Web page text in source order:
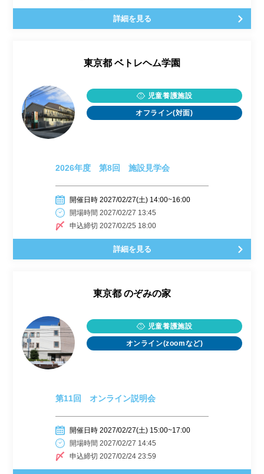
詳細を見る
東京都 ベトレヘム学園
児童養護施設
オフライン(対面)
2026年度 第8回 施設見学会
開催日時 2027/02/27(土) 14:00~16:00
開場時間 2027/02/27 13:45
申込締切 2027/02/25 18:00
詳細を見る
東京都 のぞみの家
児童養護施設
オンライン(zoomなど)
第11回 オンライン説明会
開催日時 2027/02/27(土) 15:00~17:00
開場時間 2027/02/27 14:45
申込締切 2027/02/24 23:59